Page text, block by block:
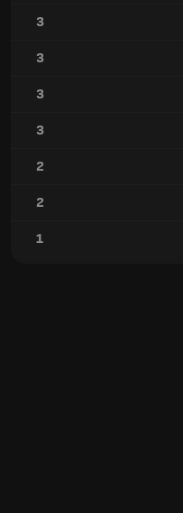
3
3
3
3
2
2
1